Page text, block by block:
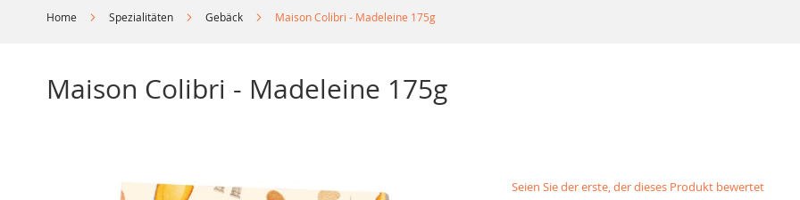
Home Spezialitäten Gebäck Maison Colibri - Madeleine 175g
Maison Colibri - Madeleine 175g
Seien Sie der erste, der dieses Produkt bewertet